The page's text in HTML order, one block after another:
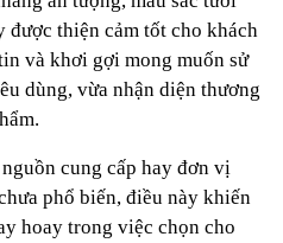
được thiện cảm tốt cho khách
và khơi gợi mong muốn sử
dùng, vừa nhận diện thương
cung cấp hay đơn vị
phổ biến, điều này khiến
hoay trong việc chọn cho